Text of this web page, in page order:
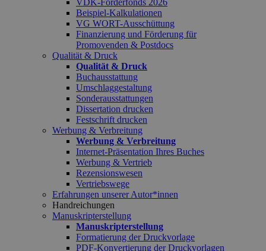
VDK-Förderfonds 2026
Beispiel-Kalkulationen
VG WORT-Ausschüttung
Finanzierung und Förderung für
Promovenden & Postdocs
Qualität & Druck
Qualität & Druck
Buchausstattung
Umschlaggestaltung
Sonderausstattungen
Dissertation drucken
Festschrift drucken
Werbung & Verbreitung
Werbung & Verbreitung
Internet-Präsentation Ihres Buches
Werbung & Vertrieb
Rezensionswesen
Vertriebswege
Erfahrungen unserer Autor*innen
Handreichungen
Manuskripterstellung
Manuskripterstellung
Formatierung der Druckvorlage
PDF-Konvertierung der Druckvorlagen